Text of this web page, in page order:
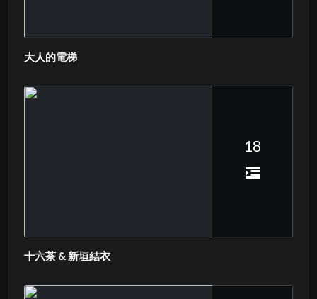
大人的電梯
18
十六茶 & 新垣結衣